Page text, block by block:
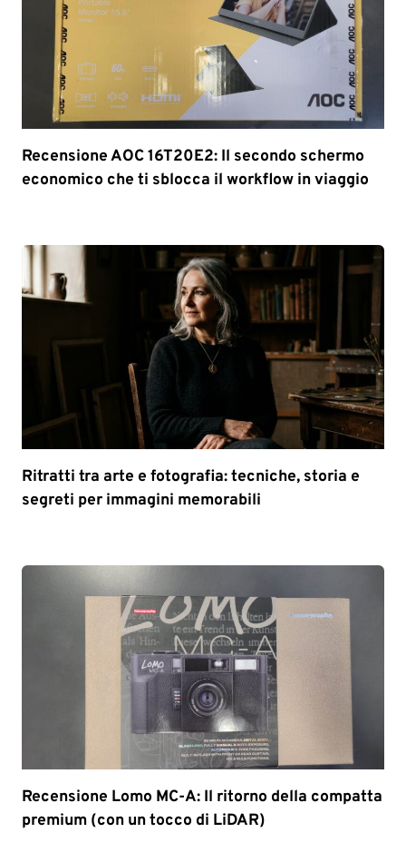
Recensione AOC 16T20E2: Il secondo schermo
economico che ti sblocca il workflow in viaggio
Ritratti tra arte e fotografia: tecniche, storia e
segreti per immagini memorabili
Recensione Lomo MC-A: Il ritorno della compatta
premium (con un tocco di LiDAR)